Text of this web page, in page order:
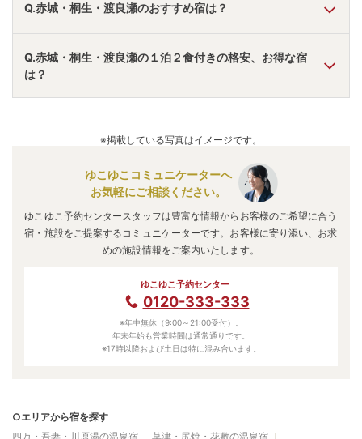
Q.赤城・桐生・渡良瀬のおすすめ宿は？
A.「ヘルシーパル赤城」・「山屋蒼月」・「
にごり湯の宿 赤
城温泉ホテル
」などの旅館・ホテルがおすすめの宿泊先で
す。
Q.赤城・桐生・渡良瀬の１泊２食付きの格安、お得な宿
は？
山屋蒼月 」
などの旅館・ホテルがお得な価格で泊ま
れる宿泊先です。※掲載している写真はイメージです。
ゆこゆこコミュニケーターへ
お気軽にご相談ください。
ゆこゆこ予約センタースタッフは豊富な情報からお客様のご希望に合う
宿・施設をご提案するコミュニケーターです。お客様に寄り添い、お求
めの施設情報をご案内いたします。
ゆこゆこ予約センター
0120-333-333
※年中無休（9:00～21:00受付）。
年末年始も営業時間は通常通りです。
※17時以降および土日は特に混み合います。
○エリアから宿を探す
四万・吾妻・川原湯の温泉宿
草津・尻焼・花敷の温泉宿